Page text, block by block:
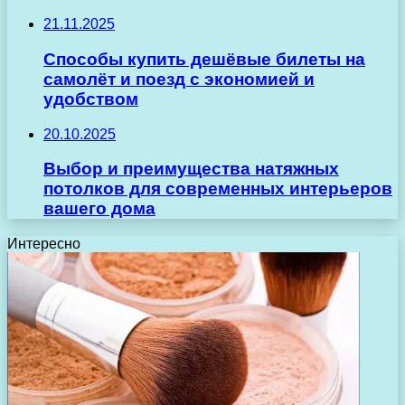
21.11.2025
Способы купить дешёвые билеты на
самолёт и поезд с экономией и
удобством
20.10.2025
Выбор и преимущества натяжных
потолков для современных интерьеров
вашего дома
Интересно